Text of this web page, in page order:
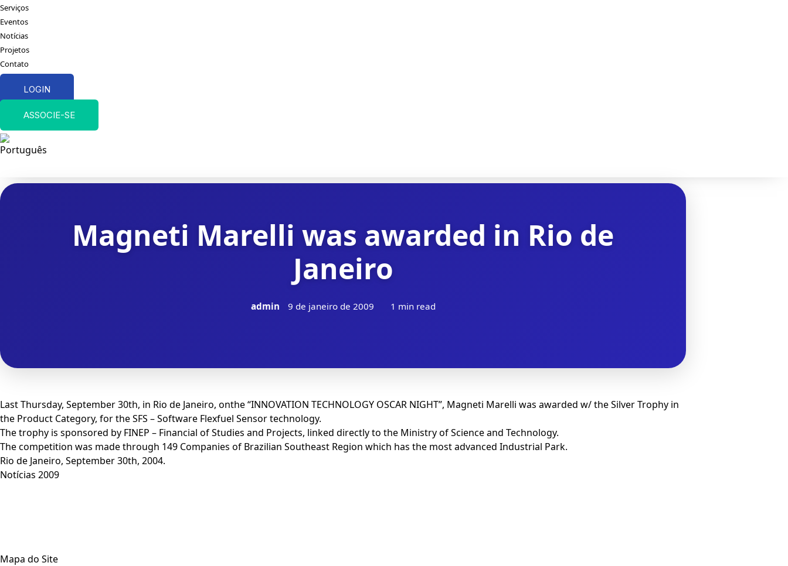
Serviços
Eventos
Notícias
Projetos
Contato
LOGIN
ASSOCIE-SE
Magneti Marelli was awarded in Rio de
Janeiro
admin 9 de janeiro de 2009 1 min read
Last Thursday, September 30th, in Rio de Janeiro, onthe “INNOVATION TECHNOLOGY OSCAR NIGHT”, Magneti Marelli was awarded w/ the Silver Trophy in
the Product Category, for the SFS – Software Flexfuel Sensor technology.
The trophy is sponsored by FINEP – Financial of Studies and Projects, linked directly to the Ministry of Science and Technology.
The competition was made through 149 Companies of Brazilian Southeast Region which has the most advanced Industrial Park.
Rio de Janeiro, September 30th, 2004.
Notícias 2009
Mapa do Site